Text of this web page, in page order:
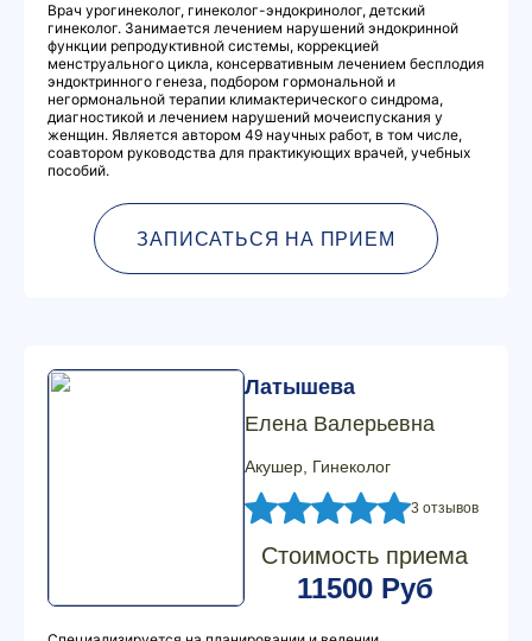
Врач урогинеколог, гинеколог-эндокринолог, детский
гинеколог. Занимается лечением нарушений эндокринной
функции репродуктивной системы, коррекцией
менструального цикла, консервативным лечением бесплодия
эндоктринного генеза, подбором гормональной и
негормональной терапии климактерического синдрома,
диагностикой и лечением нарушений мочеиспускания у
женщин. Является автором 49 научных работ, в том числе,
соавтором руководства для практикующих врачей, учебных
пособий.
ЗАПИСАТЬСЯ НА ПРИЕМ
Латышева
Елена Валерьевна
Акушер, Гинеколог
3 отзывов
Стоимость приема
11500 Руб